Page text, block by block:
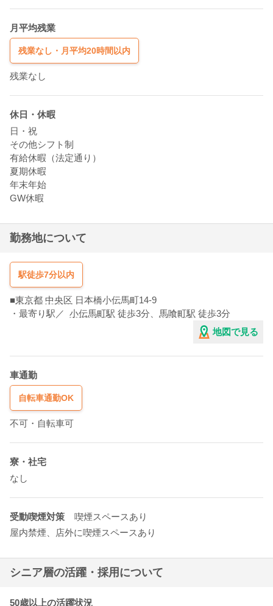
月平均残業
残業なし・月平均20時間以内
残業なし
休日・休暇
日・祝
その他シフト制
有給休暇（法定通り）
夏期休暇
年末年始
GW休暇
勤務地について
駅徒歩7分以内
■東京都 中央区 日本橋小伝馬町14-9
・最寄り駅／ 小伝馬町駅 徒歩3分 馬喰町駅 徒歩3分
地図で見る
車通勤
自転車通勤OK
不可・自転車可
寮・社宅
なし
受動喫煙対策
喫煙スペースあり
屋内禁煙、店外に喫煙スペースあり
シニア層の活躍・採用について
50歳以上の活躍状況